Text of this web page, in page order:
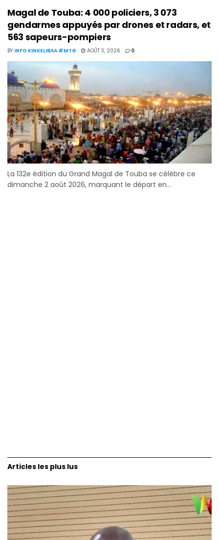
Magal de Touba: 4 000 policiers, 3 073
gendarmes appuyés par drones et radars, et
563 sapeurs-pompiers
BY INFO KINKELIBAA #MTG AOÛT 3, 2026 0
La 132e édition du Grand Magal de Touba se célèbre ce
dimanche 2 août 2026, marquant le départ en...
Articles les plus lus